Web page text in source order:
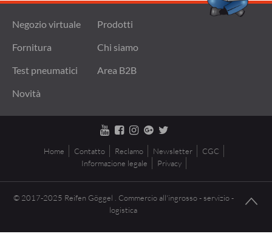
Negozio virtuale
Prodotti
Fornitura
Chi siamo
Test pneumatici
Area B2B
Novità
Home Contatto Reclamo Newsletter
CGC
Informazione legale
Privacy
© 2017-2025 Reifen Göggel . Commercio all'ingrosso - servizio -
logistica